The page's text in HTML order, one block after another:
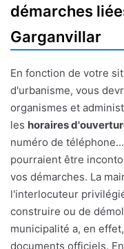
démarches
Garganvillar
En fonction de votre
d'urbanisme, vous
organismes et
les horaires
numéro de
pourraient être
vos démarches. La
l'interlocuteur
construire ou de
municipalité a, en
documents officiels.